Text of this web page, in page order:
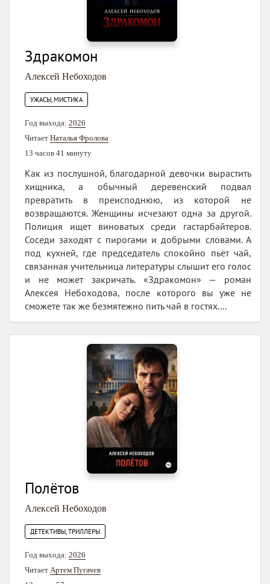
Здракомон
Алексей Небоходов
УЖАСЫ, МИСТИКА
Год выхода: 2026
Читает Наталья Фролова
13 часов 41 минуту
Как из послушной, благодарной девочки вырастить
хищника, а обычный деревенский подвал
превратить в преисподнюю, из которой не
возвращаются. Женщины исчезают одна за другой.
Полиция ищет виноватых среди гастарбайтеров.
Соседи заходят с пирогами и добрыми словами. А
под кухней, где председатель спокойно пьёт чай,
связанная учительница литературы слышит его голос
и не может закричать. «Здракомон» — роман
Алексея Небоходова, после которого вы уже не
сможете так же безмятежно пить чай в гостях....
Полётов
Алексей Небоходов
ДЕТЕКТИВЫ, ТРИЛЛЕРЫ
Год выхода: 2026
Читает Артем Пугачев